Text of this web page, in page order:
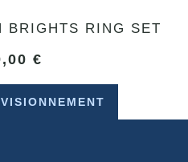
BRIGHTS RING SET
€